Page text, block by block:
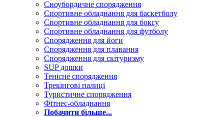
Сноубордичне спорядження
Спортивне обладнання для баскетболу
Спортивне обладнання для боксу
Спортивне обладнання для футболу
Спорядження для йоги
Спорядження для плавання
Спорядження для скітуризму
SUP дошки
Тенісне спорядження
Трекінгові палиці
Туристичне спорядження
Фітнес-обладнання
Побачити більше...